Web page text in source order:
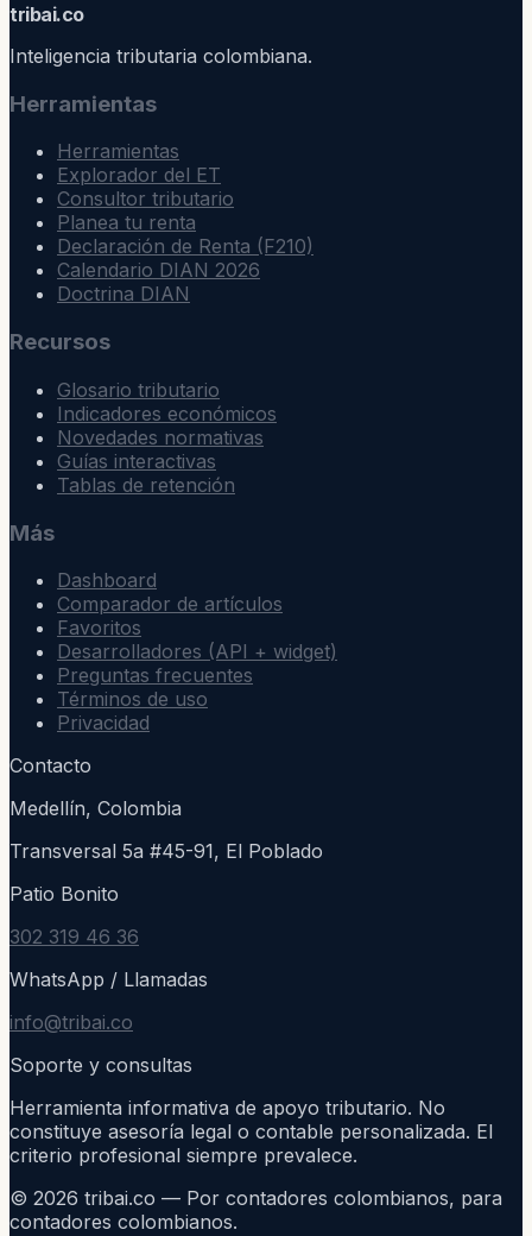
tribai.co
Inteligencia tributaria colombiana.
Herramientas
Herramientas
Explorador del ET
Consultor tributario
Planea tu renta
Declaración de Renta (F210)
Calendario DIAN 2026
Doctrina DIAN
Recursos
Glosario tributario
Indicadores económicos
Novedades normativas
Guías interactivas
Tablas de retención
Más
Dashboard
Comparador de artículos
Favoritos
Desarrolladores (API + widget)
Preguntas frecuentes
Términos de uso
Privacidad
Contacto
Medellín, Colombia
Transversal 5a #45-91, El Poblado
Patio Bonito
302 319 46 36
WhatsApp / Llamadas
info@tribai.co
Soporte y consultas
Herramienta informativa de apoyo tributario. No
constituye asesoría legal o contable personalizada. El
criterio profesional siempre prevalece.
© 2026 tribai.co — Por contadores colombianos, para
contadores colombianos.